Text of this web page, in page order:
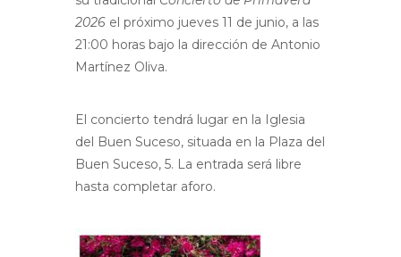
2026 el próximo jueves 11 de junio, a las
21:00 horas bajo la dirección de Antonio
Martínez Oliva.
El concierto tendrá lugar en la Iglesia
del Buen Suceso, situada en la Plaza del
Buen Suceso, 5. La entrada será libre
hasta completar aforo.